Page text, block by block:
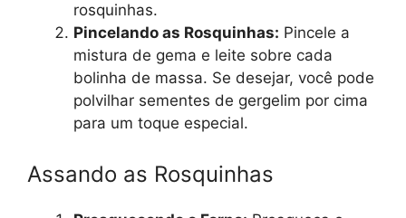
rosquinhas.
Pincelando as Rosquinhas: Pincele a
mistura de gema e leite sobre cada
bolinha de massa. Se desejar, você pode
polvilhar sementes de gergelim por cima
para um toque especial.
Assando as Rosquinhas